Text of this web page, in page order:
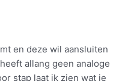
en deze wil aansluiten
allang geen analoge
stap laat ik zien wat je